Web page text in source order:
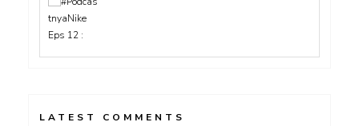
LATEST COMMENTS